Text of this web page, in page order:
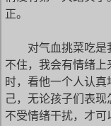
正。
对气血挑菜吃是我
不住，我会有情绪
时，看他一个人认
己，无论孩子们表
不受情绪干扰，才